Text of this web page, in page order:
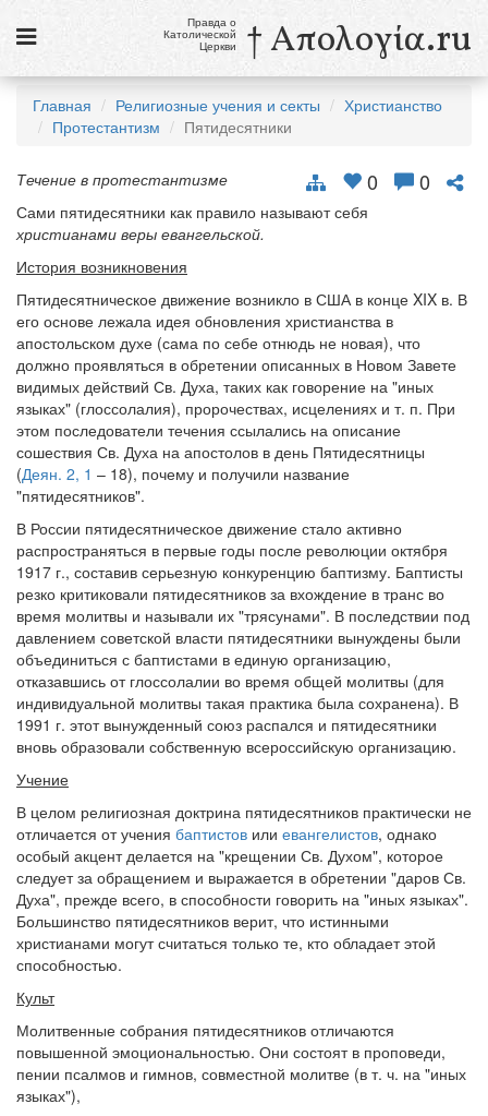
Новости
Католики в России
Галерея
Викторины
Ссылки
Религиозные учения и секты, справочник
9 августа
Св. Тереза Бенедикта Креста, дева и мученица
см. календарь
Обратная связь
mail@apologia.ru
Отправить сообщение
Вход
Правда о
Католической
Церкви † Απολογία.ru
Главная Религиозные учения и секты
Христианство
Протестантизм
Пятидесятники
0 0
Течение в протестантизме
Сами пятидесятники как правило называют себя
христианами веры евангельской.
История возникновения
Пятидесятническое движение возникло в США в конце XIX в. В
его основе лежала идея обновления христианства в
апостольском духе (сама по себе отнюдь не новая), что
должно проявляться в обретении описанных в Новом Завете
видимых действий Св. Духа, таких как говорение на "иных
языках" (глоссолалия), пророчествах, исцелениях и т. п. При
этом последователи течения ссылались на описание
сошествия Св. Духа на апостолов в день Пятидесятницы
(Деян. 2, 1 – 18), почему и получили название
"пятидесятников".
В России пятидесятническое движение стало активно
распространяться в первые годы после революции октября
1917 г., составив серьезную конкуренцию баптизму. Баптисты
резко критиковали пятидесятников за вхождение в транс во
время молитвы и называли их "трясунами". В последствии под
давлением советской власти пятидесятники вынуждены были
объединиться с баптистами в единую организацию,
отказавшись от глоссолалии во время общей молитвы (для
индивидуальной молитвы такая практика была сохранена). В
1991 г. этот вынужденный союз распался и пятидесятники
вновь образовали собственную всероссийскую организацию.
Учение
В целом религиозная доктрина пятидесятников практически не
отличается от учения баптистов или евангелистов, однако
особый акцент делается на "крещении Св. Духом", которое
следует за обращением и выражается в обретении "даров Св.
Духа", прежде всего, в способности говорить на "иных языках".
Большинство пятидесятников верит, что истинными
христианами могут считаться только те, кто обладает этой
способностью.
Культ
Молитвенные собрания пятидесятников отличаются
повышенной эмоциональностью. Они состоят в проповеди,
пении псалмов и гимнов, совместной молитве (в т. ч. на "иных
языках"),